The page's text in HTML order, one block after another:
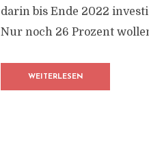
darin bis Ende 2022
Nur noch 26 Prozent
WEITERLESEN